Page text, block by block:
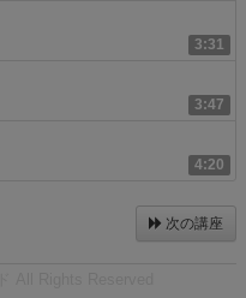
3:31
3:47
4:20
次の講座